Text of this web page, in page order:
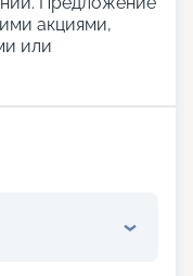
акциями,
или